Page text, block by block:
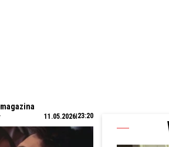
magazina
11.05.2026 23:20